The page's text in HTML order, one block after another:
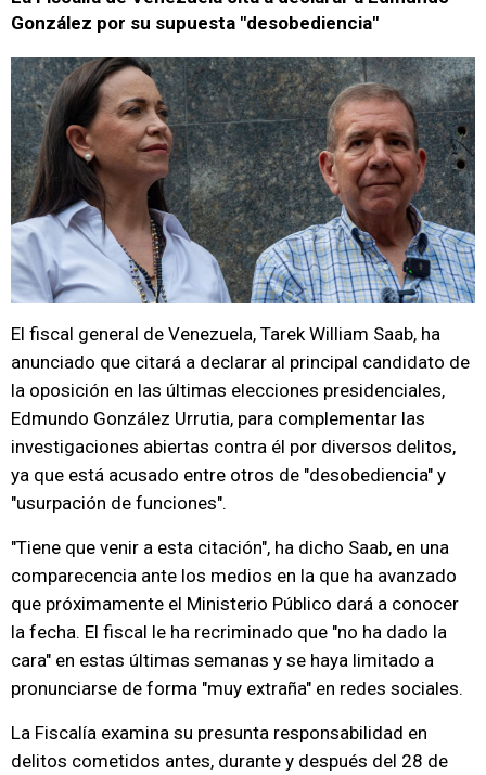
González por su supuesta "desobediencia"
El fiscal general de Venezuela, Tarek William Saab, ha
anunciado que citará a declarar al principal candidato de
la oposición en las últimas elecciones presidenciales,
Edmundo González Urrutia, para complementar las
investigaciones abiertas contra él por diversos delitos,
ya que está acusado entre otros de "desobediencia" y
"usurpación de funciones".
"Tiene que venir a esta citación", ha dicho Saab, en una
comparecencia ante los medios en la que ha avanzado
que próximamente el Ministerio Público dará a conocer
la fecha. El fiscal le ha recriminado que "no ha dado la
cara" en estas últimas semanas y se haya limitado a
pronunciarse de forma "muy extraña" en redes sociales.
La Fiscalía examina su presunta responsabilidad en
delitos cometidos antes, durante y después del 28 de